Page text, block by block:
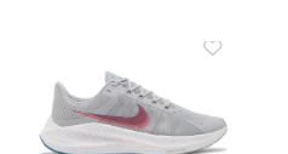
Add to
wishlist